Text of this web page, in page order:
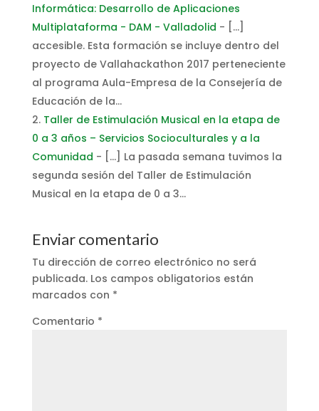
Informática: Desarrollo de Aplicaciones
Multiplataforma - DAM - Valladolid - […]
accesible. Esta formación se incluye dentro del
proyecto de Vallahackathon 2017 perteneciente
al programa Aula-Empresa de la Consejería de
Educación de la…
Taller de Estimulación Musical en la etapa de
0 a 3 años – Servicios Socioculturales y a la
Comunidad - […] La pasada semana tuvimos la
segunda sesión del Taller de Estimulación
Musical en la etapa de 0 a 3…
Enviar comentario
Tu dirección de correo electrónico no será
publicada. Los campos obligatorios están
marcados con *
Comentario *